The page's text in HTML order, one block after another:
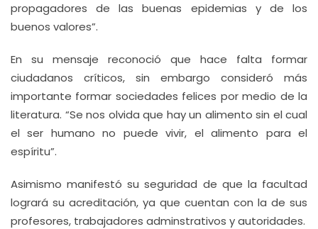
propagadores de las buenas epidemias y de los
buenos valores”.
En su mensaje reconoció que hace falta formar
ciudadanos críticos, sin embargo consideró más
importante formar sociedades felices por medio de la
literatura. “Se nos olvida que hay un alimento sin el cual
el ser humano no puede vivir, el alimento para el
espíritu”.
Asimismo manifestó su seguridad de que la facultad
logrará su acreditación, ya que cuentan con la de sus
profesores, trabajadores adminstrativos y autoridades.